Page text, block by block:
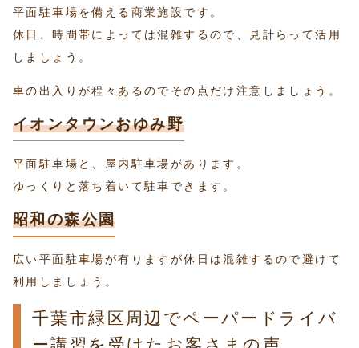
平面駐車場を備える商業施設です。
休日、時間帯によっては混雑するので、見計らって活用
しましょう。
車の出入りが程々あるのでその点だけ注意しましょう。
イオンタウンおゆみ野
平面駐車場と、屋内駐車場があります。
ゆっくりと落ち着いて駐車できます。
昭和の森公園
広い平面駐車場が有りますが休日は混雑するので避けて
利用しましょう。
千葉市緑区周辺でペーパードライバ